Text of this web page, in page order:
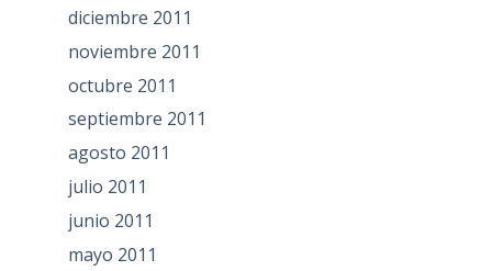
diciembre 2011
noviembre 2011
octubre 2011
septiembre 2011
agosto 2011
julio 2011
junio 2011
mayo 2011